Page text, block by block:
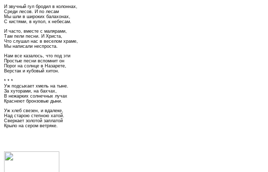
И звучный гул бродил в колоннах,
Среди лесов. И по лесам
Мы шли в широких балахонах,
С кистями, в купол, к небесам.
И часто, вместе с малярами,
Там пели песни. И Христа,
Что слушал нас в веселом храме,
Мы написали неспроста.
Нам все казалось, что под эти
Простые песни вспомнит он
Порог на солнце в Назарете,
Верстак и кубовый хитон.
* * *
Уж подсыхает хмель на тыне.
За хуторами, на бахчах,
В нежарких солнечных лучах
Краснеют бронзовые дыни.
Уж хлеб свезен, и вдалеке,
Над старою степною хатой.
Сверкает золотой заплатой
Крыло на сером ветряке.